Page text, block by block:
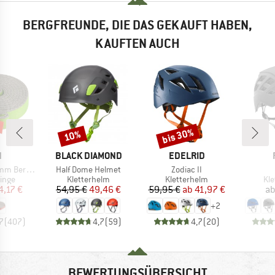
BERGFREUNDE, DIE DAS GEKAUFT HABEN,
KAUFTEN AUCH
Edition
Preis
€
(407)
MARKE
BLACK DIAMOND
Artikel
Half Dome Helmet
Produktgruppe
Kletterhelm
Preis
54,95 €reduzierter Preis
49,46 €
4,7(59)
Rabatt
10%
MARKE
EDELRID
Artikel
Zodiac II
Produktgruppe
Kletterhelm
Preis
59,95 € reduzierter Preis
ab 41,97 €
+2
4,7(20)
Rabatt
bis 30%
ab